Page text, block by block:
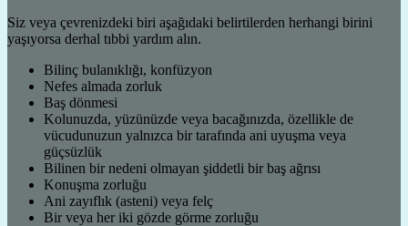
Siz veya çevrenizdeki biri aşağıdaki belirtilerden herhangi birini
yaşıyorsa derhal tıbbi yardım alın.
Bilinç bulanıklığı, konfüzyon
Nefes almada zorluk
Baş dönmesi
Kolunuzda, yüzünüzde veya bacağınızda, özellikle de
vücudunuzun yalnızca bir tarafında ani uyuşma veya
güçsüzlük
Bilinen bir nedeni olmayan şiddetli bir baş ağrısı
Konuşma zorluğu
Ani zayıflık (asteni) veya felç
Bir veya her iki gözde görme zorluğu